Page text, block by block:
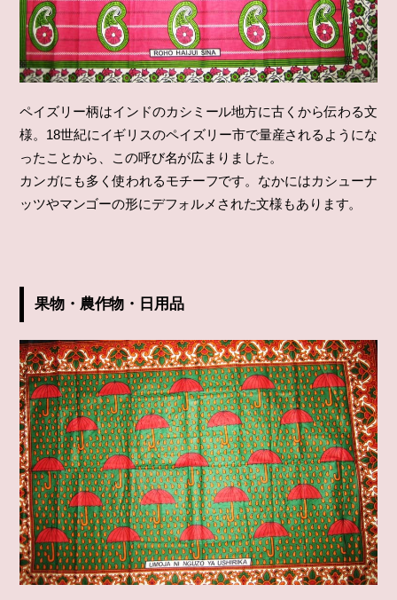
ペイズリー柄はインドのカシミール地方に古くから伝わる文
様。18世紀にイギリスのペイズリー市で量産されるようにな
ったことから、この呼び名が広まりました。
カンガにも多く使われるモチーフです。なかにはカシューナ
ッツやマンゴーの形にデフォルメされた文様もあります。
果物・農作物・日用品